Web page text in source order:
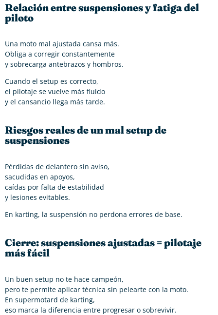
Relación entre suspensiones y fatiga del
piloto
Una moto mal ajustada cansa más.
Obliga a corregir constantemente
y sobrecarga antebrazos y hombros.
Cuando el setup es correcto,
el pilotaje se vuelve más fluido
y el cansancio llega más tarde.
Riesgos reales de un mal setup de
suspensiones
Pérdidas de delantero sin aviso,
sacudidas en apoyos,
caídas por falta de estabilidad
y lesiones evitables.
En karting, la suspensión no perdona errores de base.
Cierre: suspensiones ajustadas = pilotaje
más fácil
Un buen setup no te hace campeón,
pero te permite aplicar técnica sin pelearte con la moto.
En supermotard de karting,
eso marca la diferencia entre progresar o sobrevivir.